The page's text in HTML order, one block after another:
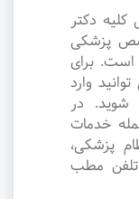
دکتر
پزشکی
است. برای
وارد
شوید. در
خدمات
پزشکی،
مطب